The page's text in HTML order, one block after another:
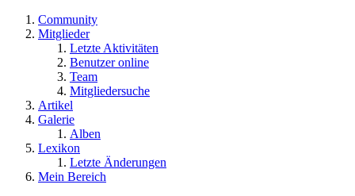
Community
Mitglieder
Letzte Aktivitäten
Benutzer online
Team
Mitgliedersuche
Artikel
Galerie
Alben
Lexikon
Letzte Änderungen
Mein Bereich